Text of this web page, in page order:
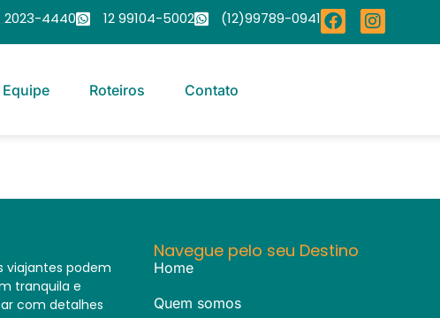
2023-4440 12 99104-5002 (12)99789-0941
Equipe Roteiros Contato
viajantes podem
tranquila e
com detalhes
Navegue pelo seu Destino
Home
Quem somos